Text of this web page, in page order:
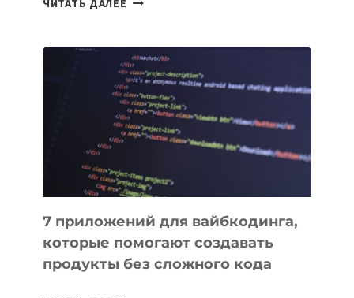
ЧИТАТЬ ДАЛЕЕ
ПОЛЕЗНЫХ
ИНСТРУМЕНТОВ
ДЛЯ
РАБОТЫ
7 приложений для вайбкодинга,
которые помогают создавать
продукты без сложного кода